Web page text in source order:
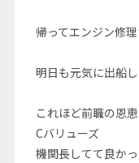
帰ってエンジン修
明日も元気に出船
これほど前職の恩
Cバリューズ
機関長してて良か